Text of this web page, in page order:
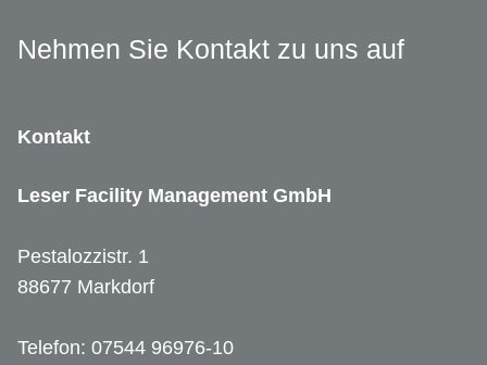
Nehmen Sie Kontakt zu uns auf
Kontakt
Leser Facility Management GmbH
Pestalozzistr. 1
88677 Markdorf
Telefon: 07544 96976-10